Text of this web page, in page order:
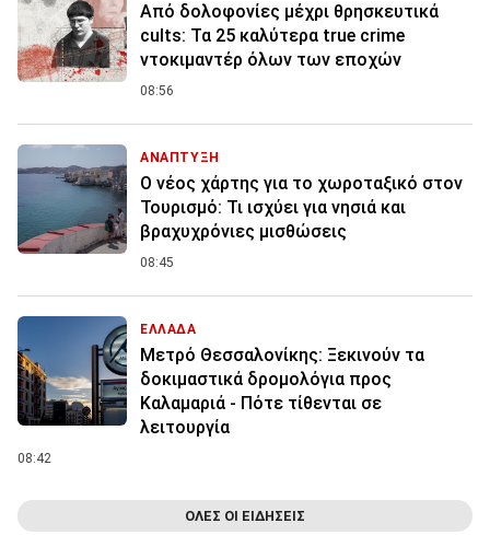
Από δολοφονίες μέχρι θρησκευτικά
cults: Τα 25 καλύτερα true crime
ντοκιμαντέρ όλων των εποχών
08:56
ΑΝΑΠΤΥΞΗ
Ο νέος χάρτης για το χωροταξικό στον
Τουρισμό: Τι ισχύει για νησιά και
βραχυχρόνιες μισθώσεις
08:45
ΕΛΛΑΔΑ
Μετρό Θεσσαλονίκης: Ξεκινούν τα
δοκιμαστικά δρομολόγια προς
Καλαμαριά - Πότε τίθενται σε
λειτουργία
08:42
ΟΛΕΣ ΟΙ ΕΙΔΗΣΕΙΣ